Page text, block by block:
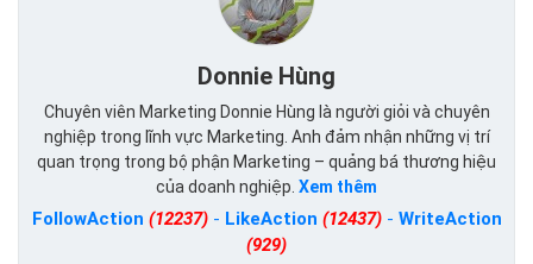
Donnie Hùng
Chuyên viên Marketing Donnie Hùng là người giỏi và chuyên
nghiệp trong lĩnh vực Marketing. Anh đảm nhận những vị trí
quan trọng trong bộ phận Marketing – quảng bá thương hiệu
của doanh nghiệp. Xem thêm
FollowAction (12237)- LikeAction (12437)- WriteAction
(929)